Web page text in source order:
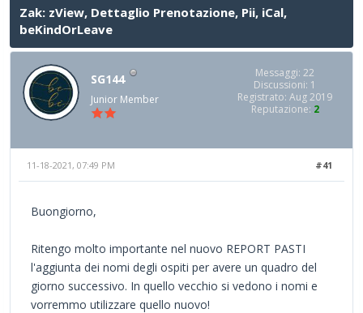
Zak: zView, Dettaglio Prenotazione, Pii, iCal,
beKindOrLeave
SG144
Junior Member
Messaggi: 22
Discussioni: 1
Registrato: Aug 2019
Reputazione: 2
#41
11-18-2021, 07:49 PM
Buongiorno,
Ritengo molto importante nel nuovo REPORT PASTI
l'aggiunta dei nomi degli ospiti per avere un quadro del
giorno successivo. In quello vecchio si vedono i nomi e
vorremmo utilizzare quello nuovo!